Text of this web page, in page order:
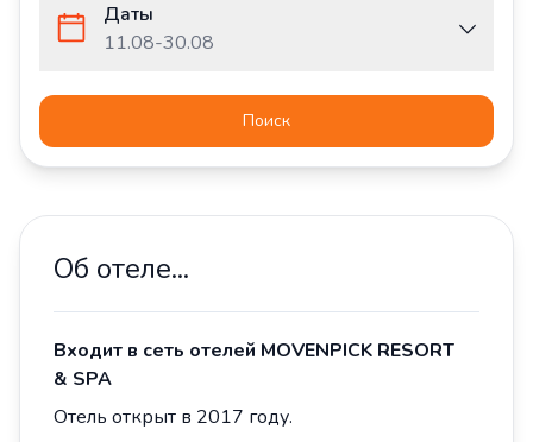
Даты
11.08-30.08
Поиск
Об отеле...
Входит в сеть отелей MOVENPICK RESORT
& SPA
Отель открыт в 2017 году.